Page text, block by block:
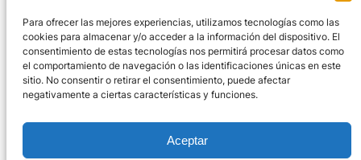
Para ofrecer las mejores experiencias, utilizamos tecnologías como las
cookies para almacenar y/o acceder a la información del dispositivo. El
consentimiento de estas tecnologías nos permitirá procesar datos como
el comportamiento de navegación o las identificaciones únicas en este
sitio. No consentir o retirar el consentimiento, puede afectar
negativamente a ciertas características y funciones.
Aceptar
Octubre: yoga y ciclo menstrual
Sep 19, 2024—porMarta Rivas Rius
enRetos mensuales
Contenido restringido. Inicia sesión para visualizar el
contenido. Si no tienes cuenta, ¡únete a nosotras!.